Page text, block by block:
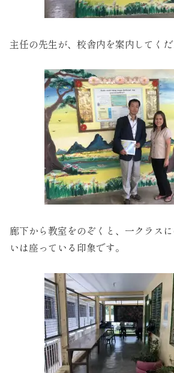
主任の先生が、校舎内を案内してくだ
廊下から教室をのぞくと、一クラス
いは座っている印象です。